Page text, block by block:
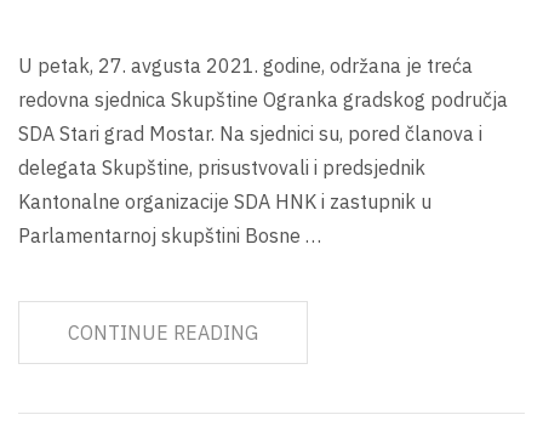
U petak, 27. avgusta 2021. godine, održana je treća
redovna sjednica Skupštine Ogranka gradskog područja
SDA Stari grad Mostar. Na sjednici su, pored članova i
delegata Skupštine, prisustvovali i predsjednik
Kantonalne organizacije SDA HNK i zastupnik u
Parlamentarnoj skupštini Bosne …
CONTINUE READING